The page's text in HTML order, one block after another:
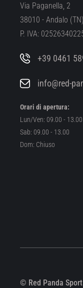
Via Paganella, 2
38010 - Andalo (TN)
P. IVA:
+39 0461
info@red-
Orari di apertura:
Lun/Ven: 09.00 -
Sab: 09.00 - 13.00
Dom: Chiuso
© Red Panda